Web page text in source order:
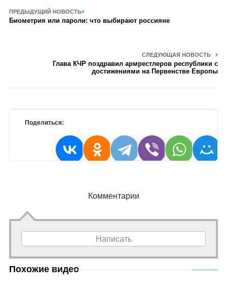
ПРЕДЫДУЩИЙ НОВОСТЬ
Биометрия или пароли: что выбирают россияне
СЛЕДУЮЩАЯ НОВОСТЬ
Глава КЧР поздравил армрестлеров республики с
достижениями на Первенстве Европы
Поделиться:
Комментарии
Написать
Похожие видео